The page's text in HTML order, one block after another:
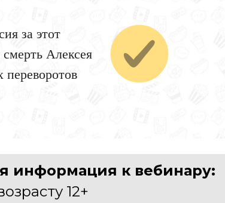
за этот
Алексея
переворотов
информация к вебинару:
12+